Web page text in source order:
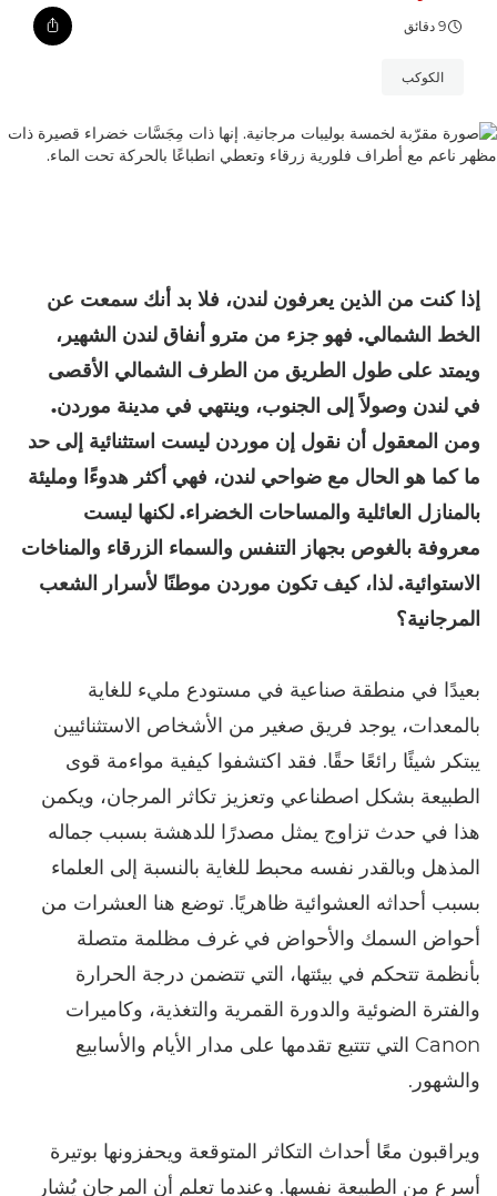
9 دقائق
الكوكب
إذا كنت من الذين يعرفون لندن، فلا بد أنك سمعت عن
الخط الشمالي. فهو جزء من مترو أنفاق لندن الشهير،
ويمتد على طول الطريق من الطرف الشمالي الأقصى
في لندن وصولاً إلى الجنوب، وينتهي في مدينة موردن.
ومن المعقول أن نقول إن موردن ليست استثنائية إلى حد
ما كما هو الحال مع ضواحي لندن، فهي أكثر هدوءًا ومليئة
بالمنازل العائلية والمساحات الخضراء. لكنها ليست
معروفة بالغوص بجهاز التنفس والسماء الزرقاء والمناخات
الاستوائية. لذا، كيف تكون موردن موطنًا لأسرار الشعب
المرجانية؟
بعيدًا في منطقة صناعية في مستودع مليء للغاية
بالمعدات، يوجد فريق صغير من الأشخاص الاستثنائيين
يبتكر شيئًا رائعًا حقًا. فقد اكتشفوا كيفية مواءمة قوى
الطبيعة بشكل اصطناعي وتعزيز تكاثر المرجان، ويكمن
هذا في حدث تزاوج يمثل مصدرًا للدهشة بسبب جماله
المذهل وبالقدر نفسه محبط للغاية بالنسبة إلى العلماء
بسبب أحداثه العشوائية ظاهريًا. توضع هنا العشرات من
أحواض السمك والأحواض في غرف مظلمة متصلة
بأنظمة تتحكم في بيئتها، التي تتضمن درجة الحرارة
والفترة الضوئية والدورة القمرية والتغذية، وكاميرات
Canon التي تتتبع تقدمها على مدار الأيام والأسابيع
والشهور.
ويراقبون معًا أحداث التكاثر المتوقعة ويحفزونها بوتيرة
أسرع من الطبيعة نفسها. وعندما تعلم أن المرجان يُشار